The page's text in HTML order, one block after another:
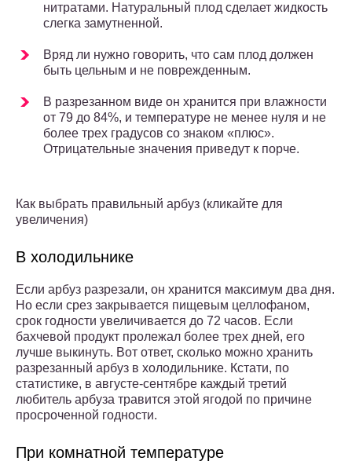
нитратами. Натуральный плод сделает жидкость
слегка замутненной.
Вряд ли нужно говорить, что сам плод должен
быть цельным и не поврежденным.
В разрезанном виде он хранится при влажности
от 79 до 84%, и температуре не менее нуля и не
более трех градусов со знаком «плюс».
Отрицательные значения приведут к порче.
Как выбрать правильный арбуз (кликайте для
увеличения)
В холодильнике
Если арбуз разрезали, он хранится максимум два дня.
Но если срез закрывается пищевым целлофаном,
срок годности увеличивается до 72 часов. Если
бахчевой продукт пролежал более трех дней, его
лучше выкинуть. Вот ответ, сколько можно хранить
разрезанный арбуз в холодильнике. Кстати, по
статистике, в августе-сентябре каждый третий
любитель арбуза травится этой ягодой по причине
просроченной годности.
При комнатной температуре